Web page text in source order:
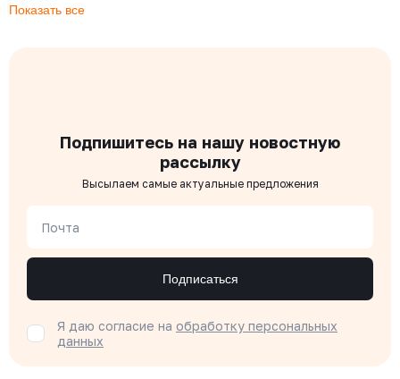
Показать все
Подпишитесь на нашу новостную
рассылку
Высылаем самые актуальные предложения
Почта
Подписаться
Я даю согласие на обработку персональных
данных